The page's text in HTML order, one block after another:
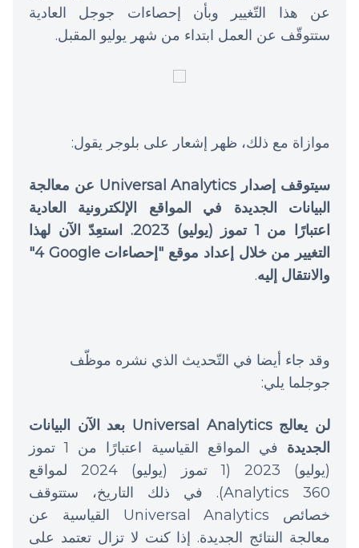
عن هذا التّغيير وبأن إحصاءات جوجل العادية
ستتوقّف عن العمل ابتداء من شهر يوليو المقبل.
موازاة مع ذلك، ظهر إشعار على بلوجر يقول:
سيتوقف إصدار Universal Analytics عن معالجة
البيانات الجديدة في المواقع الإلكترونية العادية
اعتبارًا من 1 تموز (يوليو) 2023. استعِدّ الآن لهذا
التغيير من خلال إعداد موقع "إحصاءات Google‏ 4"
والانتقال إليه.
وقد جاء أيضا في التّحديث الذي نشره موظّف
جوجلما يلي:
لن يعالج Universal Analytics بعد الآن البيانات
الجديدة
في المواقع القياسية اعتبارًا من 1 تموز
(يوليو) 2023 (1 تموز (يوليو) 2024 لمواقع
Analytics 360). في ذلك التاريخ، ستتوقف
خصائص Universal Analytics القياسية عن
معالجة النتائج الجديدة. إذا كنت لا تزال تعتمد على